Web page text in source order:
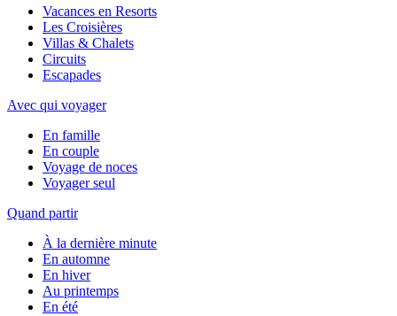
Vacances en Resorts
Les Croisières
Villas & Chalets
Circuits
Escapades
Avec qui voyager
En famille
En couple
Voyage de noces
Voyager seul
Quand partir
À la dernière minute
En automne
En hiver
Au printemps
En été